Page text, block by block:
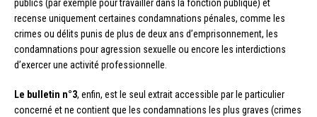
publics (par exemple pour travailler dans la fonction publique) et
recense uniquement certaines condamnations pénales, comme les
crimes ou délits punis de plus de deux ans d’emprisonnement, les
condamnations pour agression sexuelle ou encore les interdictions
d’exercer une activité professionnelle.
Le bulletin n°3, enfin, est le seul extrait accessible par le particulier
concerné et ne contient que les condamnations les plus graves (crimes